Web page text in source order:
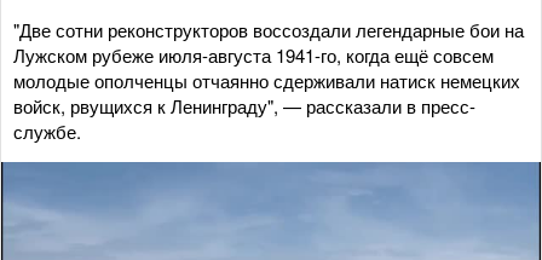
"Две сотни реконструкторов воссоздали легендарные бои на
Лужском рубеже июля-августа 1941-го, когда ещё совсем
молодые ополченцы отчаянно сдерживали натиск немецких
войск, рвущихся к Ленинграду", — рассказали в пресс-
службе.